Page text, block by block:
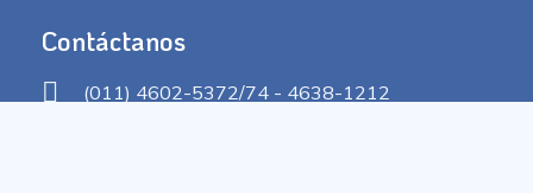
Contáctanos
(011) 4602-5372/74 - 4638-1212